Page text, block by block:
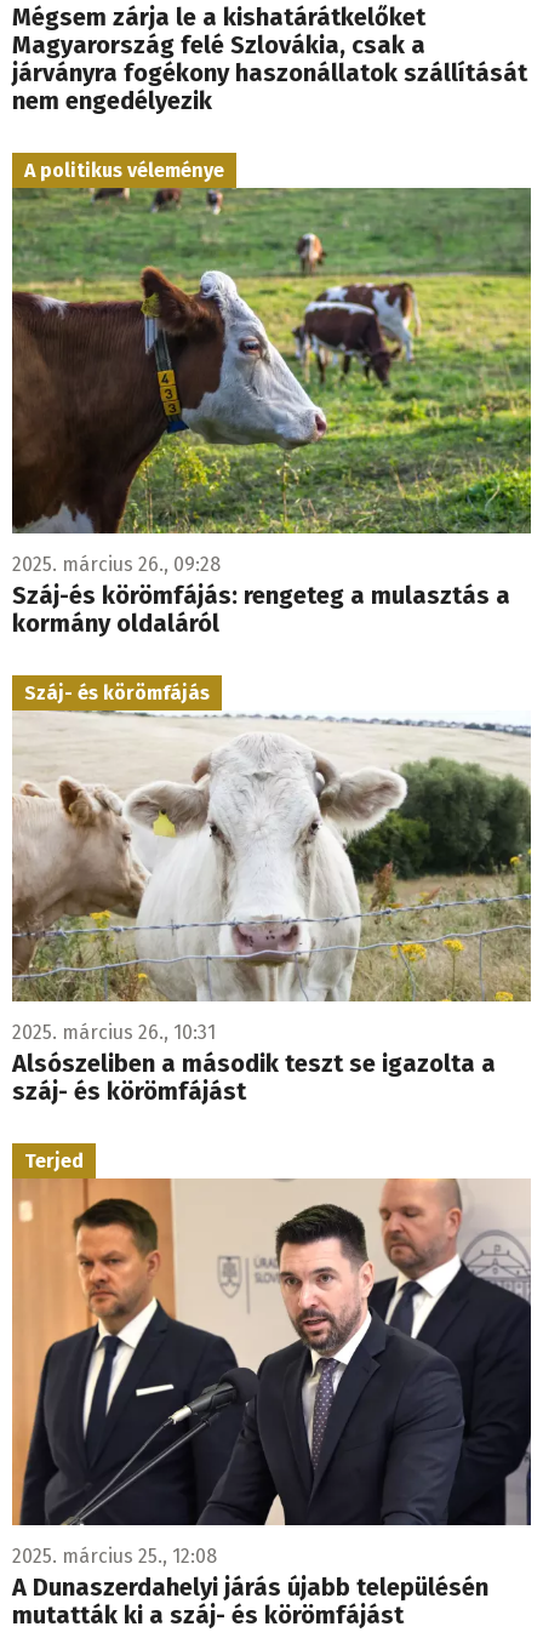
Mégsem zárja le a kishatárátkelőket
Magyarország felé Szlovákia, csak a
járványra fogékony haszonállatok szállítását
nem engedélyezik
A politikus véleménye
2025. március 26., 09:28
Száj-és körömfájás: rengeteg a mulasztás a
kormány oldaláról
Száj- és körömfájás
2025. március 26., 10:31
Alsószeliben a második teszt se igazolta a
száj- és körömfájást
Terjed
2025. március 25., 12:08
A Dunaszerdahelyi járás újabb településén
mutatták ki a száj- és körömfájást